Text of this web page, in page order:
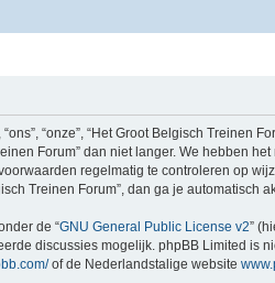
“onze”, “Het Groot Belgisch Treinen
Forum” dan niet langer. We hebben
regelmatig te controleren op
Treinen Forum”, dan ga je automatisch
de “GNU General Public License v2”
discussies mogelijk. phpBB Limited
of de Nederlandstalige website